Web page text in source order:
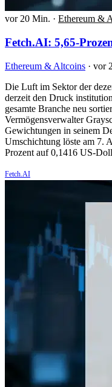
vor 20 Min. · Ethereum &
Fetch.AI: 5,65-
Ethereum & Altcoins · vor
Die Luft im Sektor der
derzeit den Druck
gesamte Branche neu
Vermögensverwalter
Gewichtungen in seinem
Umschichtung löste am 7.
Prozent auf 0,1416 US-
Fetch.AI